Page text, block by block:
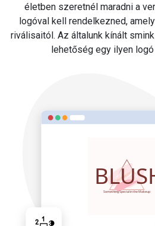
életben szeretnél maradni a
logóval kell rendelkezned,
riválisaitól. Az általunk kínált
lehetőség egy ilyen